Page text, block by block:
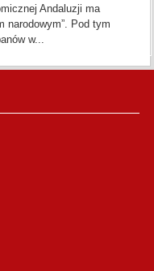
Andaluzji ma
narodowym”. Pod tym
w...